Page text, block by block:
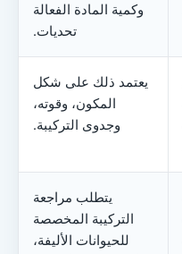
وكمية المادة الفعالة
تحديات.
يعتمد ذلك على شكل
المكون، وقوته،
وجدوى التركيبة.
يتطلب مراجعة
التركيبة المخصصة
للحيوانات الأليفة،